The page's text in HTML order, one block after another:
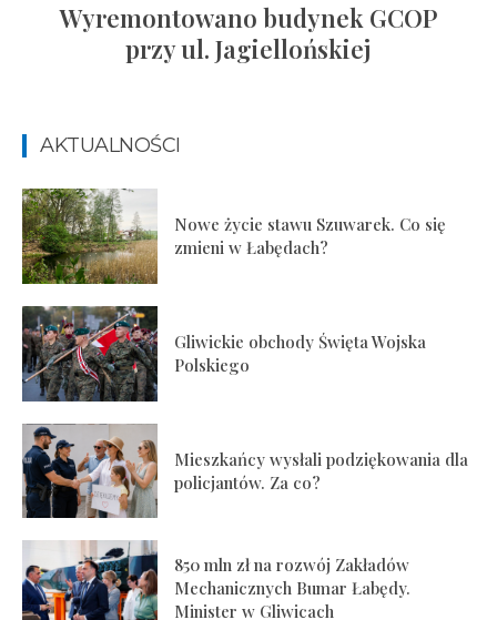
Wyremontowano budynek GCOP
przy ul. Jagiellońskiej
AKTUALNOŚCI
Nowe życie stawu Szuwarek. Co się
zmieni w Łabędach?
Gliwickie obchody Święta Wojska
Polskiego
Mieszkańcy wysłali podziękowania dla
policjantów. Za co?
850 mln zł na rozwój Zakładów
Mechanicznych Bumar Łabędy.
Minister w Gliwicach